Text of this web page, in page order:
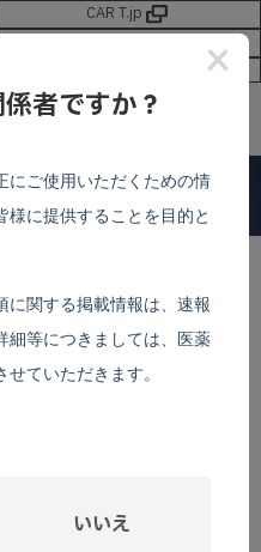
CAR T.jp
治性の末梢性T細胞リ
×
者ですか？
にご使用いただくための情
様に提供することを目的と
に関する掲載情報は、速報
細等につきましては、医薬
ていただきます。
いいえ